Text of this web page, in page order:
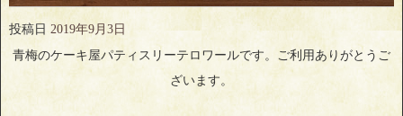
投稿日 2019年9月3日
青梅のケーキ屋パティスリーテロワールです。ご利用ありがとうご
ざいます。